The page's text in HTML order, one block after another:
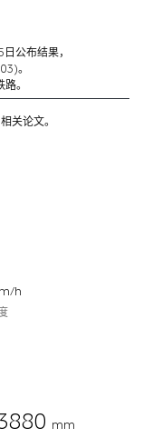
公布结果，
。
。
关论文。
h
mm